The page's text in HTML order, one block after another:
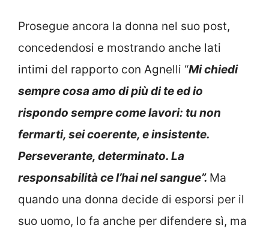
Prosegue ancora la donna nel suo post,
concedendosi e mostrando anche lati
intimi del rapporto con Agnelli “Mi chiedi
sempre cosa amo di più di te ed io
rispondo sempre come lavori: tu non
fermarti, sei coerente, e insistente.
Perseverante, determinato. La
responsabilità ce l’hai nel sangue”. Ma
quando una donna decide di esporsi per il
suo uomo, lo fa anche per difendere sì, ma